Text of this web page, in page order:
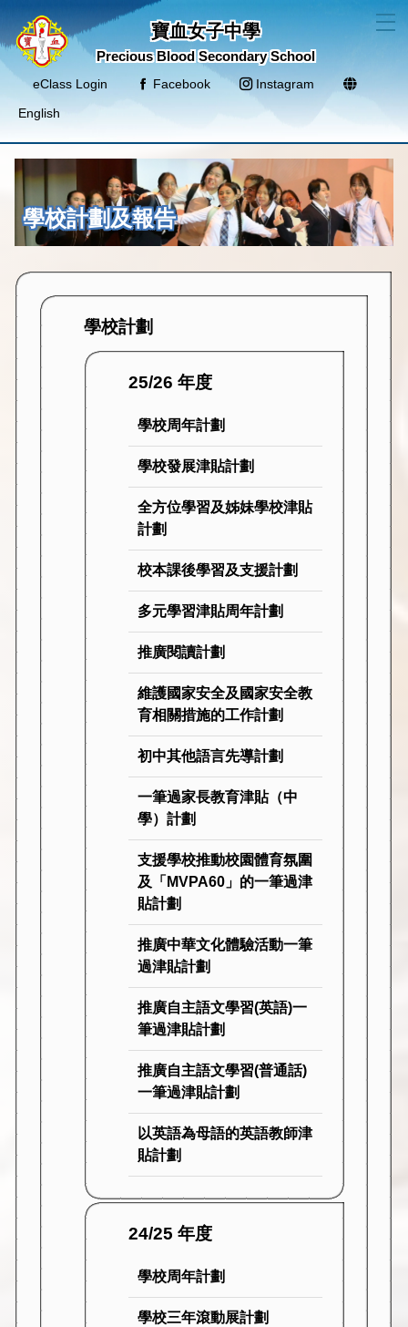
寶血女子中學
Precious Blood Secondary School
eClass Login Facebook
Instagram
English
學校計劃及報告
學校計劃
25/26 年度
學校周年計劃
學校發展津貼計劃
全方位學習及姊妹學校津貼
計劃
校本課後學習及支援計劃
多元學習津貼周年計劃
推廣閱讀計劃
維護國家安全及國家安全教
育相關措施的工作計劃
初中其他語言先導計劃
一筆過家長教育津貼（中
學）計劃
支援學校推動校園體育氛圍
及「MVPA60」的一筆過津
貼計劃
推廣中華文化體驗活動一筆
過津貼計劃
推廣自主語文學習(英語)一
筆過津貼計劃
推廣自主語文學習(普通話)
一筆過津貼計劃
以英語為母語的英語教師津
貼計劃
24/25 年度
學校周年計劃
學校三年滾動展計劃